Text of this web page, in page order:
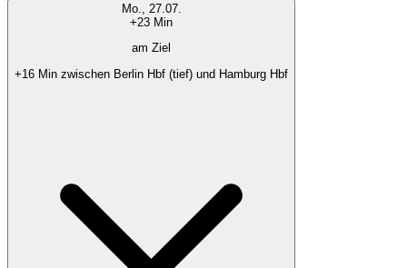
Mo., 27.07.
+23 Min
am Ziel
+16 Min zwischen Berlin Hbf (tief) und Hamburg Hbf